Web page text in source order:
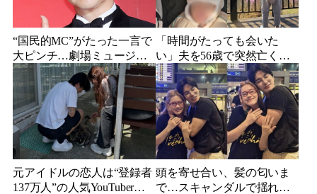
“国民的MC”がたった一言で
大ピンチ…劇場ミュージカ
ルを巡る発言に批判続出、
ついに長文で謝罪
「時間がたっても会いた
い」夫を56歳で突然亡くし
た妻…笑顔が父親に似てき
た娘と歩む“その後”
元アイドルの恋人は“登録者
137万人”の人気YouTuberだ
頭を寄せ合い、髪の匂いま
で…スキャンダルで揺れた